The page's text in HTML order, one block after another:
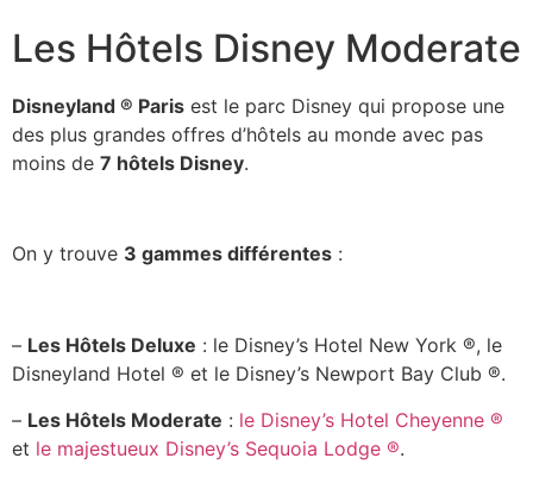
Les Hôtels Disney Moderate
Disneyland ® Paris est le parc Disney qui propose une
des plus grandes offres d’hôtels au monde avec pas
moins de 7 hôtels Disney.
On y trouve 3 gammes différentes :
– Les Hôtels Deluxe : le Disney’s Hotel New York ®, le
Disneyland Hotel ® et le Disney’s Newport Bay Club ®.
– Les Hôtels Moderate : le Disney’s Hotel Cheyenne ®
et le majestueux Disney’s Sequoia Lodge ®.